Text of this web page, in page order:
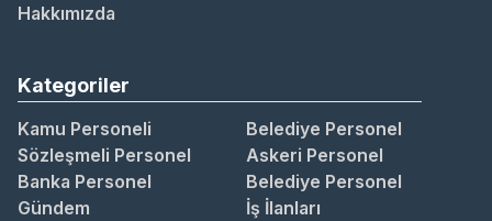
Hakkımızda
Kategoriler
Kamu Personeli
Belediye Personel
Sözleşmeli Personel
Askeri Personel
Banka Personel
Belediye Personel
Gündem
İş İlanları